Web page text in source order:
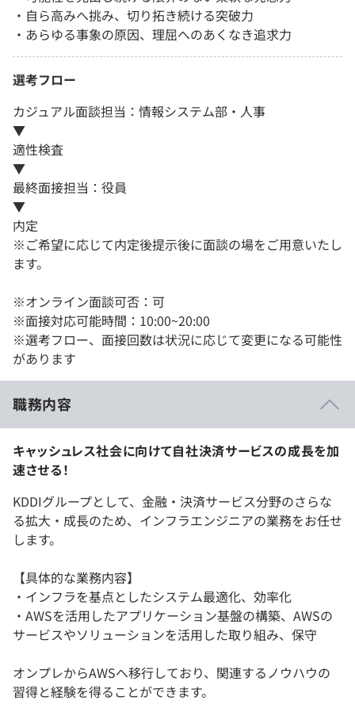
・自ら高みへ挑み、切り拓き続ける突破力
・あらゆる事象の原因、理屈へのあくなき追求力
選考フロー
カジュアル面談担当：情報システム部・人事
▼
適性検査
▼
最終面接担当：役員
▼
内定
※ご希望に応じて内定後提示後に面談の場をご用意いたし
ます。
※オンライン面談可否：可
※面接対応可能時間：10:00~20:00
※選考フロー、面接回数は状況に応じて変更になる可能性
があります
職務内容
キャッシュレス社会に向けて自社決済サービスの成長を加
速させる！
KDDIグループとして、金融・決済サービス分野のさらな
る拡大・成長のため、インフラエンジニアの業務をお任せ
します。
【具体的な業務内容】
・インフラを基点としたシステム最適化、効率化
・AWSを活用したアプリケーション基盤の構築、AWSの
サービスやソリューションを活用した取り組み、保守
オンプレからAWSへ移行しており、関連するノウハウの
習得と経験を得ることができます。